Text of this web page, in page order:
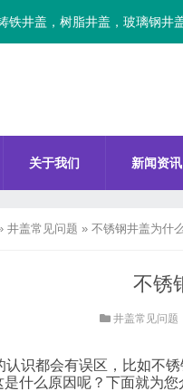
井盖，树脂井盖，玻璃钢井
关于我们 新闻资讯
井盖常见问题 » 不锈钢井盖为什
不锈
井盖常见问题
认识都会有误区，比如不锈
什么原因呢？下面就为您